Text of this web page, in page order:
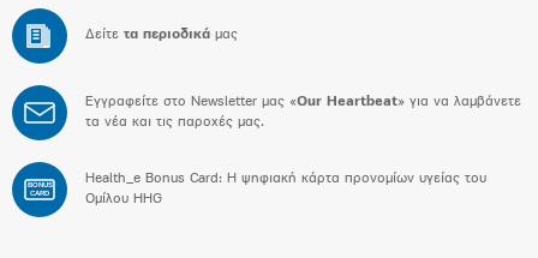
Δείτε τα περιοδικά μας
Εγγραφείτε στο Newsletter μας «Our Heartbeat» για να λαμβάνετε
τα νέα και τις παροχές μας.
BONUS
CARD
Health_e Bonus Card: H ψηφιακή κάρτα προνομίων υγείας του
Ομίλου HHG